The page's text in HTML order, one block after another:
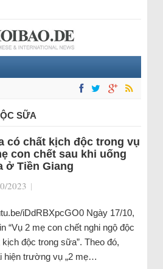
SỮA
có chất kịch độc trong vụ
con chết sau khi uống
ở Tiền Giang
2023 |
iDdRBXpcGO0 Ngày 17/10,
“Vụ 2 mẹ con chết nghi ngộ độc
độc trong sữa”. Theo đó,
hiện trường vụ „2 mẹ…